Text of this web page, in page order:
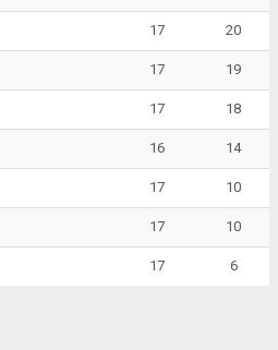
17 20
17 19
17 18
16 14
17 10
17 10
17 6